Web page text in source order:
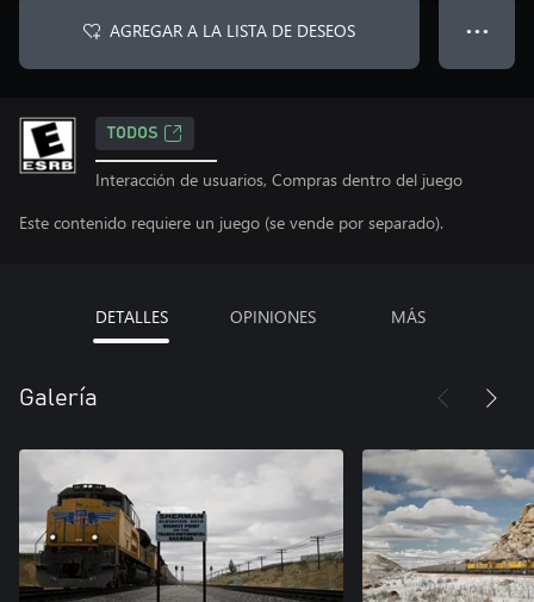
AGREGAR A LA LISTA DE DESEOS ● ● ●
TODOS
Interacción de usuarios, Compras dentro del juego
Este contenido requiere un juego (se vende por separado).
DETALLES OPINIONES MÁS
Galería